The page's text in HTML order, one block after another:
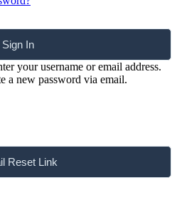
Sign In
your username or email address.
a new password via email.
Reset Link